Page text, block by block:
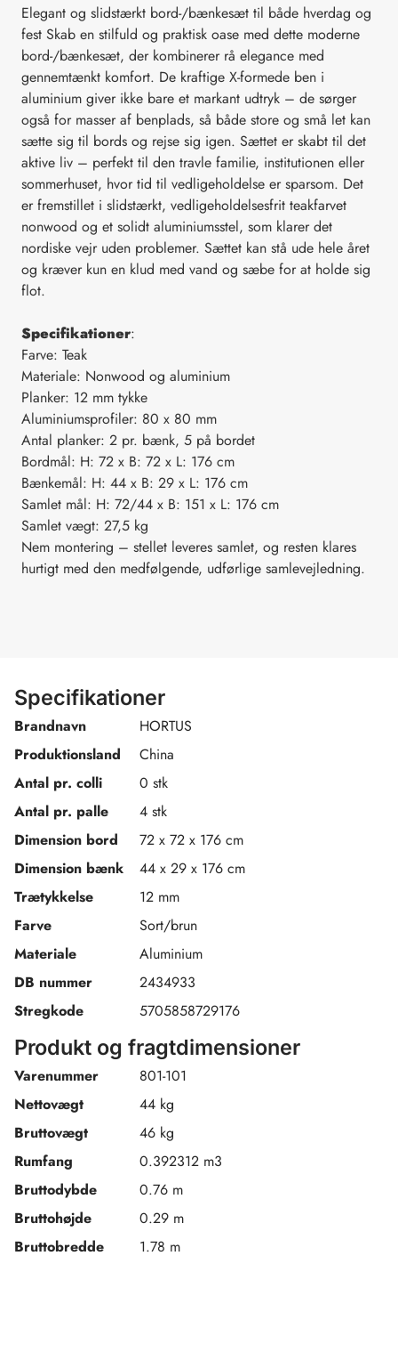
Elegant og slidstærkt bord-/bænkesæt til både hverdag og
fest Skab en stilfuld og praktisk oase med dette moderne
bord-/bænkesæt, der kombinerer rå elegance med
gennemtænkt komfort. De kraftige X-formede ben i
aluminium giver ikke bare et markant udtryk – de sørger
også for masser af benplads, så både store og små let kan
sætte sig til bords og rejse sig igen. Sættet er skabt til det
aktive liv – perfekt til den travle familie, institutionen eller
sommerhuset, hvor tid til vedligeholdelse er sparsom. Det
er fremstillet i slidstærkt, vedligeholdelsesfrit teakfarvet
nonwood og et solidt aluminiumsstel, som klarer det
nordiske vejr uden problemer. Sættet kan stå ude hele året
og kræver kun en klud med vand og sæbe for at holde sig
flot.
Specifikationer:
Farve: Teak
Materiale: Nonwood og aluminium
Planker: 12 mm tykke
Aluminiumsprofiler: 80 x 80 mm
Antal planker: 2 pr. bænk, 5 på bordet
Bordmål: H: 72 x B: 72 x L: 176 cm
Bænkemål: H: 44 x B: 29 x L: 176 cm
Samlet mål: H: 72/44 x B: 151 x L: 176 cm
Samlet vægt: 27,5 kg
Nem montering – stellet leveres samlet, og resten klares
hurtigt med den medfølgende, udførlige samlevejledning.
Specifikationer
Brandnavn
HORTUS
Produktionsland
China
Antal pr. colli
0 stk
Antal pr. palle
4 stk
Dimension bord
72 x 72 x 176 cm
Dimension bænk
44 x 29 x 176 cm
Trætykkelse
12 mm
Farve
Sort/brun
Materiale
Aluminium
DB nummer
2434933
Stregkode
5705858729176
Produkt og fragtdimensioner
Varenummer
801-101
Nettovægt
44 kg
Bruttovægt
46 kg
Rumfang
0.392312 m3
Bruttodybde
0.76 m
Bruttohøjde
0.29 m
Bruttobredde
1.78 m